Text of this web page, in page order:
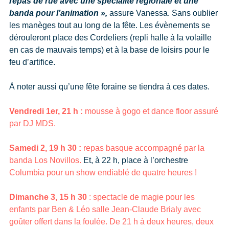
banda pour l’animation », assure Vanessa. Sans oublier
les manèges tout au long de la fête. Les évènements se
dérouleront place des Cordeliers (repli halle à la volaille
en cas de mauvais temps) et à la base de loisirs pour le
feu d’artifice.
À noter aussi qu’une fête foraine se tiendra à ces dates.
Vendredi 1er, 21 h : mousse à gogo et dance floor assuré
par DJ MDS.
Samedi 2, 19 h 30 : repas basque accompagné par la
banda Los Novillos. Et, à 22 h, place à l’orchestre
Columbia pour un show endiablé de quatre heures !
Dimanche 3, 15 h 30: spectacle de magie pour les
enfants par Ben & Léo salle Jean-Claude Brialy avec
goûter offert dans la foulée. De 21 h à deux heures, deux